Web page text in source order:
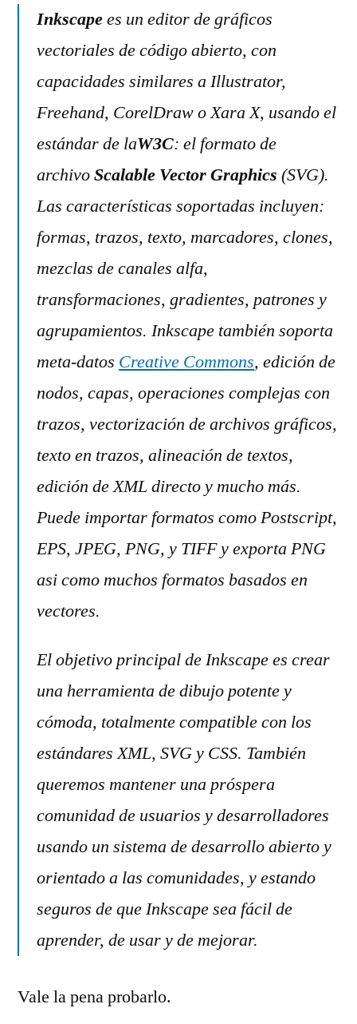
Inkscapees un editor de gráficos
vectoriales de código abierto, con
capacidades similares a Illustrator,
Freehand, CorelDraw o Xara X, usando el
estándar de laW3C: el formato de
archivoScalable Vector Graphics (SVG).
Las características soportadas incluyen:
formas, trazos, texto, marcadores, clones,
mezclas de canales alfa,
transformaciones, gradientes, patrones y
agrupamientos. Inkscape también soporta
meta-datos Creative Commons, edición de
nodos, capas, operaciones complejas con
trazos, vectorización de archivos gráficos,
texto en trazos, alineación de textos,
edición de XML directo y mucho más.
Puede importar formatos como Postscript,
EPS, JPEG, PNG, y TIFF y exporta PNG
asi como muchos formatos basados en
vectores.
El objetivo principal de Inkscape es crear
una herramienta de dibujo potente y
cómoda, totalmente compatible con los
estándares XML, SVG y CSS. También
queremos mantener una próspera
comunidad de usuarios y desarrolladores
usando un sistema de desarrollo abierto y
orientado a las comunidades, y estando
seguros de que Inkscape sea fácil de
aprender, de usar y de mejorar.
Vale la pena probarlo.